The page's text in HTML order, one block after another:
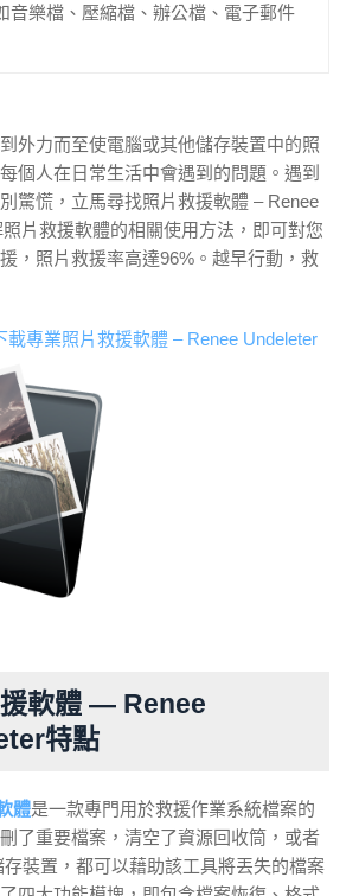
音樂檔、壓縮檔、辦公檔、電子郵件
外力而至使電腦或其他儲存裝置中的照
個人在日常生活中會遇到的問題。遇到
驚慌，立馬尋找照片救援軟體 – Renee
片救援軟體的相關使用方法，即可對您
，照片救援率高達96%。越早行動，救
專業照片救援軟體 – Renee Undeleter
軟體 — Renee
特點
體是一款專門用於救援作業系統檔案的
了重要檔案，清空了資源回收筒，或者
裝置，都可以藉助該工具將丟失的檔案